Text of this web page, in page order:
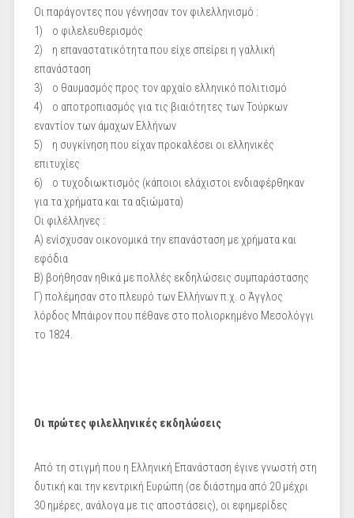
Οι παράγοντες που γέννησαν τον φιλελληνισμό :
1) ο φιλελευθερισμός
2) η επαναστατικότητα που είχε σπείρει η γαλλική
επανάσταση
3) ο θαυμασμός προς τον αρχαίο ελληνικό πολιτισμό
4) ο αποτροπιασμός για τις βιαιότητες των Τούρκων
εναντίον των άμαχων Ελλήνων
5) η συγκίνηση που είχαν προκαλέσει οι ελληνικές
επιτυχίες
6) ο τυχοδιωκτισμός (κάποιοι ελάχιστοι ενδιαφέρθηκαν
για τα χρήματα και τα αξιώματα)
Οι φιλέλληνες :
Α) ενίσχυσαν οικονομικά την επανάσταση με χρήματα και
εφόδια
Β) βοήθησαν ηθικά με πολλές εκδηλώσεις συμπαράστασης
Γ) πολέμησαν στο πλευρό των Ελλήνων π.χ. ο Άγγλος
λόρδος Μπάιρον που πέθανε στο πολιορκημένο Μεσολόγγι
το 1824.
Οι πρώτες φιλελληνικές εκδηλώσεις
Από τη στιγμή που η Ελληνική Επανάσταση έγινε γνωστή στη
δυτική και την κεντρική Ευρώπη (σε διάστημα από 20 μέχρι
30 ημέρες, ανάλογα με τις αποστάσεις), οι εφημερίδες